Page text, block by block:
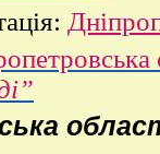
: